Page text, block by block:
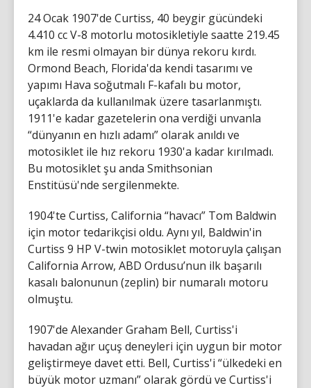
24 Ocak 1907'de Curtiss, 40 beygir gücündeki
4.410 cc V-8 motorlu motosikletiyle saatte 219.45
km ile resmi olmayan bir dünya rekoru kırdı.
Ormond Beach, Florida'da kendi tasarımı ve
yapımı Hava soğutmalı F-kafalı bu motor,
uçaklarda da kullanılmak üzere tasarlanmıştı.
1911'e kadar gazetelerin ona verdiği unvanla
“dünyanın en hızlı adamı” olarak anıldı ve
motosiklet ile hız rekoru 1930'a kadar kırılmadı.
Bu motosiklet şu anda Smithsonian
Enstitüsü'nde sergilenmekte.
1904'te Curtiss, California “havacı” Tom Baldwin
için motor tedarikçisi oldu. Aynı yıl, Baldwin'in
Curtiss 9 HP V-twin motosiklet motoruyla çalışan
California Arrow, ABD Ordusu’nun ilk başarılı
kasalı balonunun (zeplin) bir numaralı motoru
olmuştu.
1907'de Alexander Graham Bell, Curtiss'i
havadan ağır uçuş deneyleri için uygun bir motor
geliştirmeye davet etti. Bell, Curtiss'i “ülkedeki en
büyük motor uzmanı” olarak gördü ve Curtiss'i